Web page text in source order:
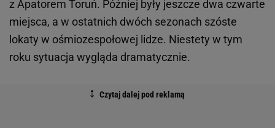
z Apatorem Toruń. Później były jeszcze dwa czwarte
miejsca, a w ostatnich dwóch sezonach szóste
lokaty w ośmiozespołowej lidze. Niestety w tym
roku sytuacja wygląda dramatycznie.